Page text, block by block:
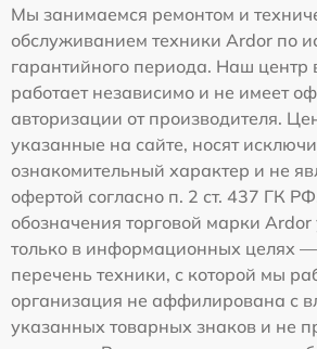
Мы занимаемся ремонтом и
обслуживанием техники Ardor по
гарантийного периода. Наш центр
работает независимо и не имеет
авторизации от производителя.
указанные на сайте, носят
ознакомительный характер и не
офертой согласно п. 2 ст. 437 ГК
обозначения торговой марки
только в информационных целях —
перечень техники, с которой мы
организация не аффилирована с
указанных товарных знаков и не